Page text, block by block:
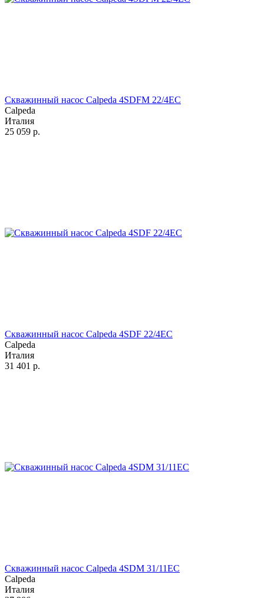
Скважинный насос Calpeda 4SDFM 22/4EC
Calpeda
Италия
25 059 р.
Скважинный насос Calpeda 4SDF 22/4EC
Calpeda
Италия
31 401 р.
Скважинный насос Calpeda 4SDM 31/11EC
Calpeda
Италия